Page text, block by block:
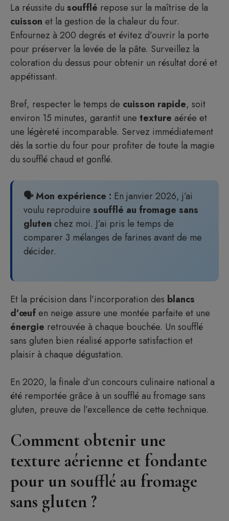
La réussite du soufflé repose sur la maîtrise de la
cuisson et la gestion de la chaleur du four.
Enfournez à 200 degrés et évitez d’ouvrir la porte
pour préserver la levée de la pâte. Surveillez la
coloration du dessus pour obtenir un résultat doré et
appétissant.
Bref, respecter le temps de cuisson rapide, soit
environ 15 minutes, garantit une texture aérée et
une légèreté incomparable. Servez immédiatement
dès la sortie du four pour profiter de toute la magie
du soufflé chaud et gonflé.
🗣️ Mon expérience : En janvier 2026, j’ai
voulu reproduire soufflé au fromage sans
gluten chez moi. J’ai pris le temps de
comparer 3 mélanges de farines avant de me
décider.
Et la précision dans l’incorporation des blancs
d’œufen neige assure une montée parfaite et une
énergie retrouvée à chaque bouchée. Un soufflé
sans gluten bien réalisé apporte satisfaction et
plaisir à chaque dégustation.
En 2020, la finale d’un concours culinaire national a
été remportée grâce à un soufflé au fromage sans
gluten, preuve de l’excellence de cette technique.
Comment obtenir une
texture aérienne et fondante
pour un soufflé au fromage
sans gluten ?